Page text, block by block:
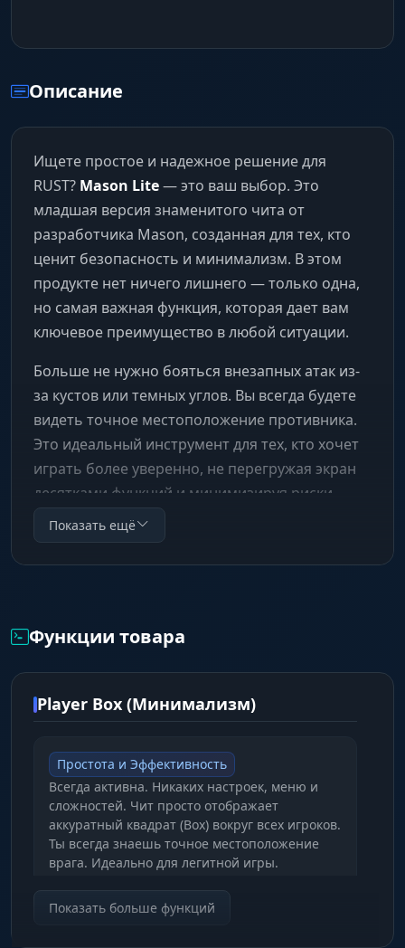
Описание
Ищете простое и надежное решение для
RUST? Mason Lite— это ваш выбор. Это
младшая версия знаменитого чита от
разработчика Mason, созданная для тех, кто
ценит безопасность и минимализм. В этом
продукте нет ничего лишнего — только одна,
но самая важная функция, которая дает вам
ключевое преимущество в любой ситуации.
Больше не нужно бояться внезапных атак из-
за кустов или темных углов. Вы всегда будете
видеть точное местоположение противника.
Это идеальный инструмент для тех, кто хочет
играть более уверенно, не перегружая экран
десятками функций и минимизируя риски.
Показать ещё
Функции товара
Player Box (Минимализм)
Простота и Эффективность
Всегда активна. Никаких настроек, меню и
сложностей. Чит просто отображает
аккуратный квадрат (Box) вокруг всех игроков.
Ты всегда знаешь точное местоположение
врага. Идеально для легитной игры.
Показать больше функций